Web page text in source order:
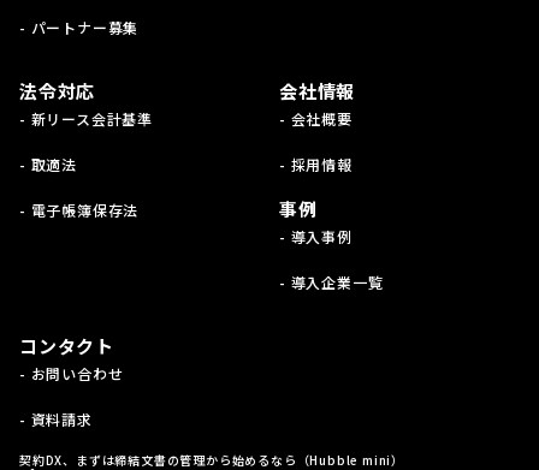
- パートナー募集
法令対応
- 新リース会計基準
- 取適法
- 電子帳簿保存法
会社情報
- 会社概要
- 採用情報
事例
- 導入事例
- 導入企業一覧
コンタクト
- お問い合わせ
- 資料請求
契約DX、まずは締結文書の管理から始めるなら（Hubble mini）